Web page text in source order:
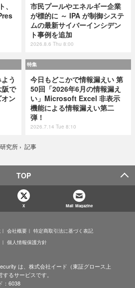
市民プールやエネルギー企業
が標的に ～ IPA が制御システ
ムの最新サイバーインシデン
ト事例を追加
2026.8.6 Thu 8:00
う
で
ン
特集
今日もどこかで情報漏えい 第
50回「2026年6月の情報漏え
い」Microsoft Excel 非表示
機能による情報漏えい第二
弾！
2026.7.14 Tue 8:10
究所 › 記事
TOP
X Mail Magazine
会社概要
特定商取引法に基づく表記
個人情報保護方針
は、株式会社イード（東証グロース上
るサービスです。
：6038